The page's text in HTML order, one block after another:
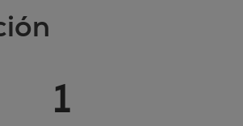
1